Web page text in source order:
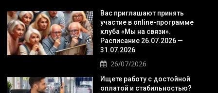
Вас приглашают принять
участие в online-программе
клуба «Мы на связи».
Расписание 26.07.2026 —
31.07.2026
26/07/2026
Ищете работу с достойной
оплатой и стабильностью?